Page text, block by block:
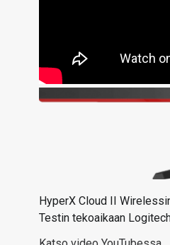
HyperX Cloud II
Testin tekoaikaan